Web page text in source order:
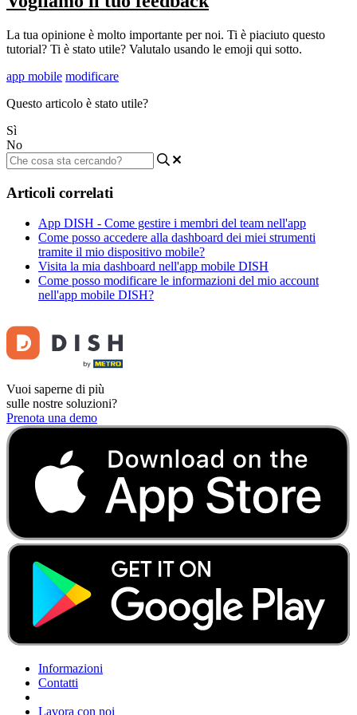
La tua opinione è molto importante per noi. Ti è piaciuto questo
tutorial? Ti è stato utile? Valutalo usando le emoji qui sotto.
app mobile modificare
Questo articolo è stato utile?
Sì
No
Articoli correlati
App DISH - Come gestire i membri del team nell'app
Come posso accedere alla dashboard dei miei strumenti
tramite il mio dispositivo mobile?
Visita la mia dashboard nell'app mobile DISH
Come posso modificare le informazioni del mio account
nell'app mobile DISH?
Vuoi saperne di più
sulle nostre soluzioni?
Prenota una demo
Informazioni
Contatti
Lavora con noi